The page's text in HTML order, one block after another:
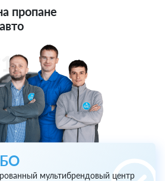
пропане
мультибрендовый центр